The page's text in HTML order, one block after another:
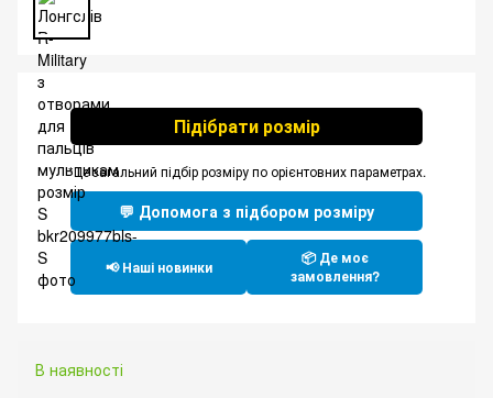
Підібрати розмір
*Це загальний підбір розміру по орієнтовних параметрах.
💬 Допомога з підбором розміру
📢 Наші новинки
📦 Де моє
замовлення?
В наявності